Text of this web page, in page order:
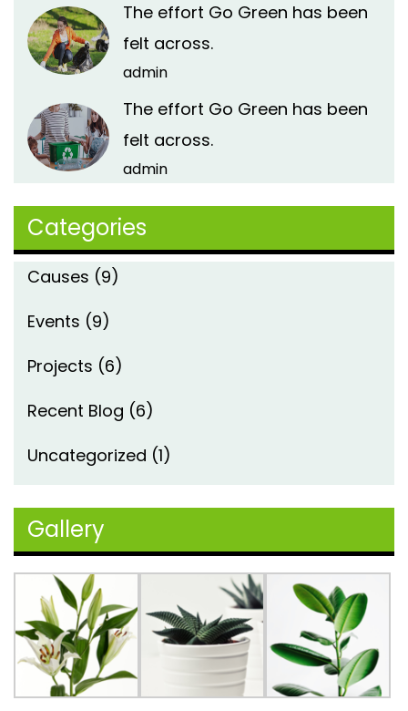
The effort Go Green has been
felt across.
admin
The effort Go Green has been
felt across.
admin
Categories
Causes (9)
Events (9)
Projects (6)
Recent Blog (6)
Uncategorized (1)
Gallery